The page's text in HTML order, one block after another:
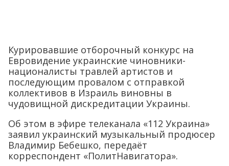
Курировавшие отборочный конкурс на
Евровидение украинские чиновники-
националисты травлей артистов и
последующим провалом с отправкой
коллективов в Израиль виновны в
чудовищной дискредитации Украины.
Об этом в эфире телеканала «112 Украина»
заявил украинский музыкальный продюсер
Владимир Бебешко, передаёт
корреспондент «ПолитНавигатора».